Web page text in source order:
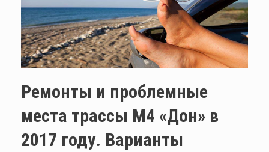
Ремонты и проблемные
места трассы М4 «Дон» в
2017 году. Варианты